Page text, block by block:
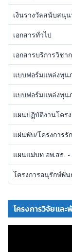
เงินรางวัลสนับสนุ
เอกสารทั่วไป
เอกสารบริการวิชา
แบบฟอร์มแหล่งทุน
แบบฟอร์มแหล่งทุน
แผนปฏิบัติงานโคร
แผ่นพับ/โครงการรั
แผนแม่บท อพ.สธ. -
โครงการอนุรักษ์พั
โครงการวิจัยแ